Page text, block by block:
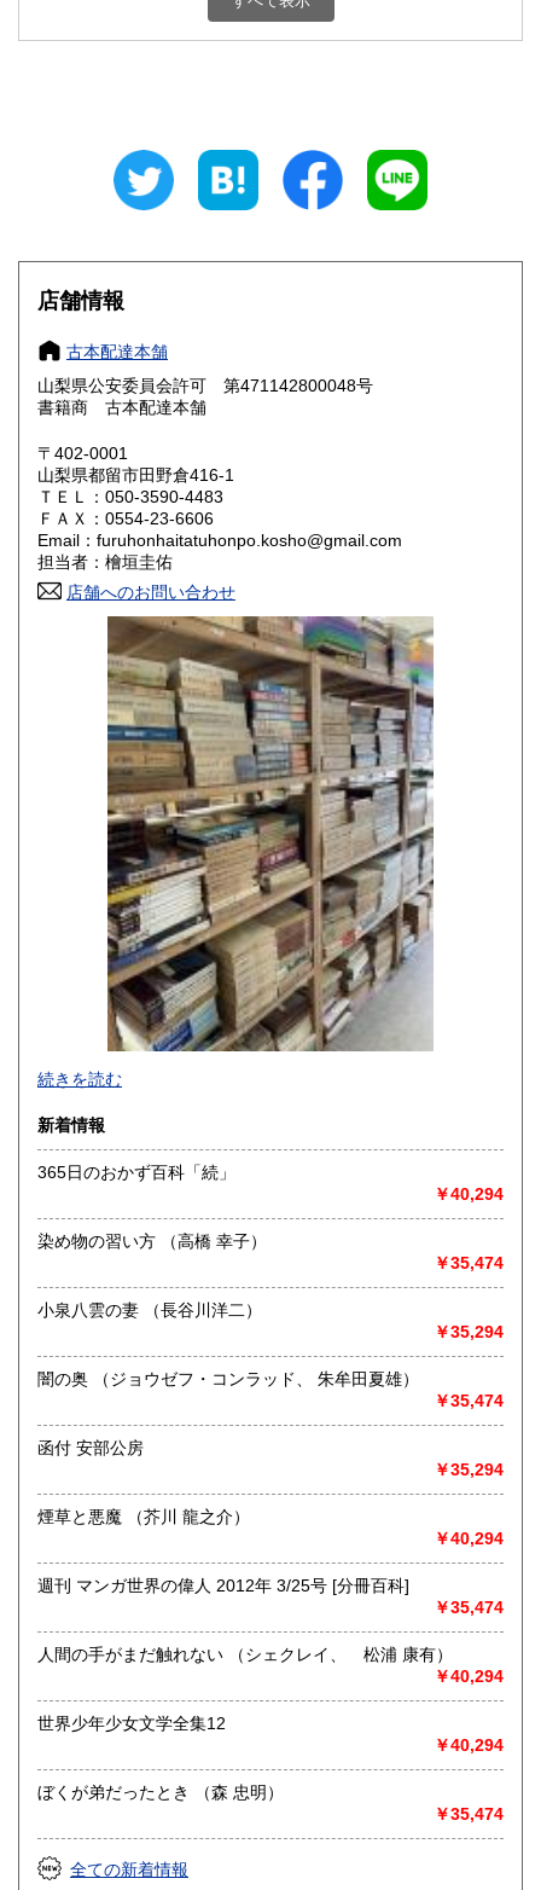
800円 三重県
大阪府
奈良県
鳥取県 800円 島根県
岡山県
山口県 800円
香川県 800円 愛媛県
高知県 800円
800円 長崎県
800円 大分県
800円 鹿児島県
1,500円
店舗情報
古本配達本舗
山梨県公安委員会許可 第471142800048号
書籍商 古本配達本舗
〒402-0001
山梨県都留市田野倉416-1
ＴＥＬ：050-3590-4483
ＦＡＸ：0554-23-6606
Email：furuhonhaitatuhonpo.kosho@gmail.com
担当者：檜垣圭佑
店舗へのお問い合わせ
-
沿線名：-
最寄駅：-
営業時間：-
定休日：-
書籍の買取について
取り扱い分野
総記、哲学宗教、歴史、社会科学、自然科学、美術工芸、国
語国文、外国文学、古典籍、近代文献、趣味、外国書、サブ
カルチャー、古書一般（その他）
続きを読む
新着情報
365日のおかず百科「続」
￥40,294
染め物の習い方 （高橋 幸子）
￥35,474
小泉八雲の妻 （長谷川洋二）
￥35,294
闇の奥 （ジョウゼフ・コンラッド、 朱牟田夏雄）
￥35,474
函付 安部公房
￥35,294
煙草と悪魔 （芥川 龍之介）
￥40,294
週刊 マンガ世界の偉人 2012年 3/25号 [分冊百科]
￥35,474
人間の手がまだ触れない （シェクレイ、 松浦 康有）
￥40,294
世界少年少女文学全集12
￥40,294
ぼくが弟だったとき （森 忠明）
￥35,474
全ての新着情報